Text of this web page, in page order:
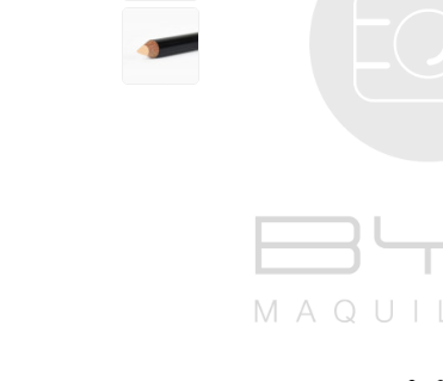
Blush